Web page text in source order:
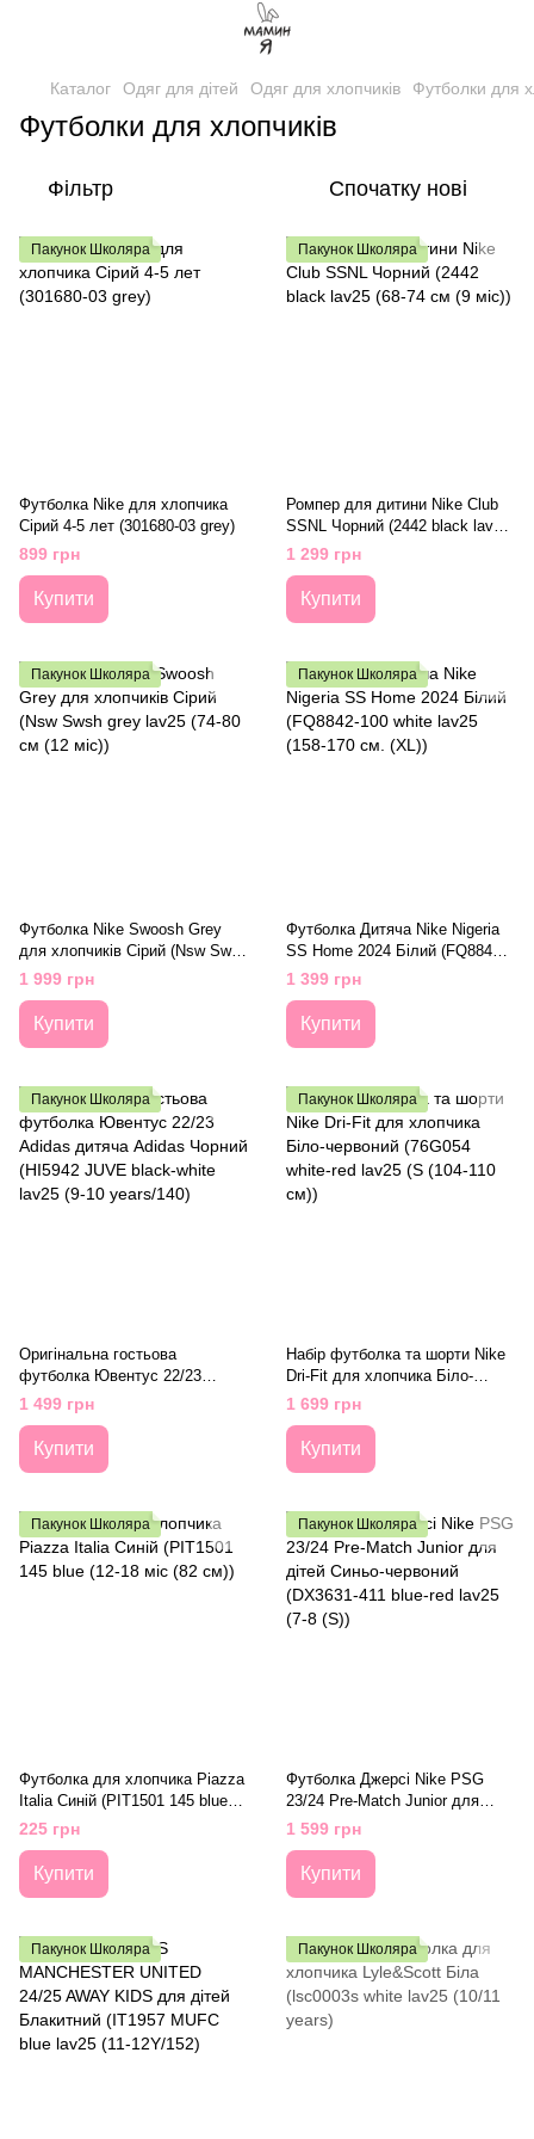
Каталог Одяг для дітей Одяг для хлопчиків Футболки для
Футболки для хлопчиків
Фільтр Спочатку нові
Пакунок Школяра
Футболка Nike для хлопчика
Сірий 4-5 лет (301680-03 grey)
899 грн
Купити
Пакунок Школяра
Ромпер для дитини Nike Club
SSNL Чорний (2442 black lav25
(68-74 см (9 міс))
1 299 грн
Купити
Пакунок Школяра
Футболка Nike Swoosh Grey
для хлопчиків Сірий (Nsw Swsh
grey lav25 (74-80 см (12 міс))
1 999 грн
Купити
Пакунок Школяра
Футболка Дитяча Nike Nigeria
SS Home 2024 Білий (FQ8842-
100 white lav25 (158-170 см.
1 399 грн
Купити
Пакунок Школяра
Оригінальна гостьова
футболка Ювентус 22/23
Adidas дитяча Adidas Чорний
(HI5942 JUVE black-white lav25
(9-10 years/140)
1 499 грн
Купити
Пакунок Школяра
Набір футболка та шорти Nike
Dri-Fit для хлопчика Біло-
червоний (76G054 white-red
lav25 (S (104-110 см))
1 699 грн
Купити
Пакунок Школяра
Футболка для хлопчика Piazza
Italia Синій (PIT1501 145 blue
(12-18 міс (82 см))
225 грн
Купити
Пакунок Школяра
Футболка Джерсі Nike PSG
23/24 Pre-Match Junior для
дітей Синьо-червоний (DX3631-
411 blue-red lav25 (7-8 (S))
1 599 грн
Купити
Пакунок Школяра Пакунок Школяра